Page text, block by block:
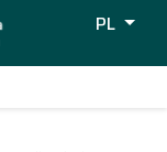
PL